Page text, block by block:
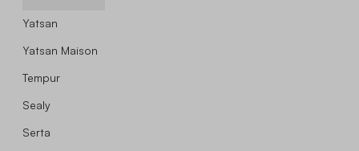
Yatsan
Yatsan Maison
Tempur
Sealy
Serta